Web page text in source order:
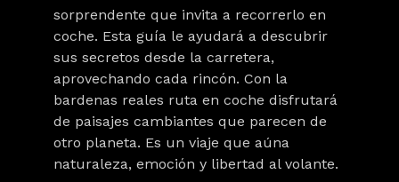
sorprendente que invita a recorrerlo en
coche. Esta guía le ayudará a descubrir
sus secretos desde la carretera,
aprovechando cada rincón. Con la
bardenas reales ruta en coche disfrutará
de paisajes cambiantes que parecen de
otro planeta. Es un viaje que aúna
naturaleza, emoción y libertad al volante.